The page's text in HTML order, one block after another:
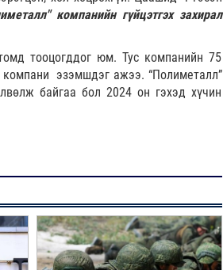
компанийн гүйцэтгэх захирал
тооцогддог юм. Тус компанийн 75
компани эзэмшдэг ажээ. “Полиметалл”
байгаа бол 2024 он гэхэд хүчин